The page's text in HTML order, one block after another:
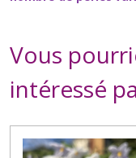
Vous
intéressé